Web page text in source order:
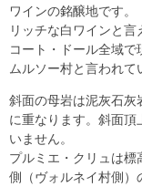
ワインの銘醸地です。
リッチな白ワインと言
コート・ドール全域
ムルソー村と言われて
斜面の母岩は泥灰石灰
に重なります。斜面頂
いません。
プルミエ・クリュは
側（ヴォルネイ村側）